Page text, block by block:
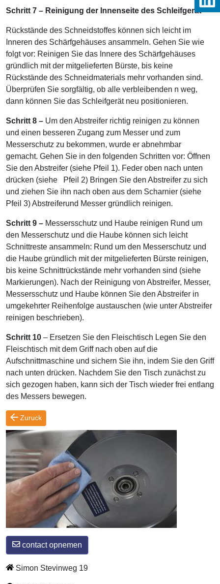
Schritt 7 – Reinigung der Innenseite des Schleifgerät
Rückstände des Schneidstoffes können sich leicht im
Inneren des Schärfgehäuses ansammeln. Gehen Sie wie
folgt vor: Reinigen Sie das Innere des Schärfgehäuses
gründlich mit der mitgelieferten Bürste, bis keine
Rückstände des Schneidmaterials mehr vorhanden sind.
Überprüfen Sie sorgfältig, ob alle verbleibenden n weg,
dann können Sie das Schleifgerät neu positionieren.
Schritt 8 – Um den Abstreifer richtig reinigen zu können
und einen besseren Zugang zum Messer und zum
Messerschutz zu bekommen, wurde er abnehmbar
gemacht. Gehen Sie in den folgenden Schritten vor: Öffnen
Sie den Abstreifer (siehe Pfeil 1). Feder oben nach unten
drücken (siehe Pfeil 2) Bringen Sie den Abstreifer zu sich
und ziehen Sie ihn nach oben aus dem Scharnier (siehe
Pfeil 3) Abstreiferund Messer gründlich reinigen.
Schritt 9 – Messersschutz und Haube reinigen Rund um
den Messerschutz und die Haube können sich leicht
Schnittreste ansammeln: Rund um den Messerschutz und
die Haube gründlich mit der mitgelieferten Bürste reinigen,
bis keine Schnittrückstände mehr vorhanden sind (siehe
Markierungen). Nach der Reinigung von Abstreifer, Messer,
Messersschutz und Haube können Sie den Abstreifer in
umgekehrter Reihenfolge austauschen (wie unter Abstreifer
reinigen beschrieben).
Schritt 10 – Ersetzen Sie den Fleischtisch Legen Sie den
Fleischtisch mit dem Griff nach oben auf die
Aufschnittmaschine und sichern Sie ihn, indem Sie den Griff
nach unten drücken. Nachdem Sie den Tisch zunächst zu
sich gezogen haben, kann sich der Tisch wieder frei entlang
des Messers bewegen.
Zuruck
contact opnemen
Simon Stevinweg 19